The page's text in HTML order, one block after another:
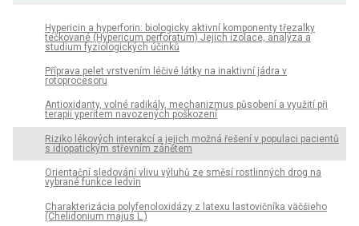
Hypericin a hyperforin: biologicky aktivní komponenty třezalky
tečkované (Hypericum perforatum) Jejich izolace, analýza a
studium fyziologických účinků
Příprava pelet vrstvením léčivé látky na inaktivní jádra v
rotoprocesoru
Antioxidanty, volné radikály, mechanizmus působení a využití při
terapii yperitem navozených poškození
Riziko lékových interakcí a jejich možná řešení v populaci pacientů
s idiopatickým střevním zánětem
Orientační sledování vlivu výluhů ze směsí rostlinných drog na
vybrané funkce ledvin
Charakterizácia polyfenoloxidázy z latexu lastovičníka väčšieho
(Chelidonium majus L.)